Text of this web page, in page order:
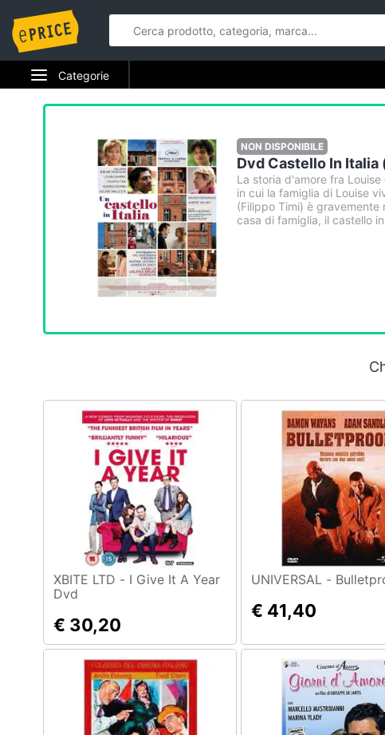
Categorie
Elettrodomestici
Informatica
Telefonia
Tv e Home Cinema
Smart home
Videogiochi
Brico e Giardinaggio
Salute e igiene
Beauty
Giocattoli
Prima infanzia
Casalinghi
Abbigliamento
NON DISPONIBILE
Dvd Castello In Italia
La storia d'amore fra
in cui la famiglia di Louise
(Filippo Timi) è
casa di famiglia, il castello
XBITE LTD - I Give It A Year
Dvd
€ 30,20
UNIVERSAL -
€ 41,40